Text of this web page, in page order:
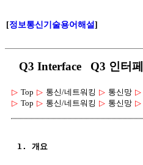
[정보통신기술용어해설]
Q3 Interface Q3 인터
▷ Top ▷ 통신/네트워킹 ▷ 통신망 ▷
▷ Top ▷ 통신/네트워킹 ▷ 통신망 ▷
1. 개요